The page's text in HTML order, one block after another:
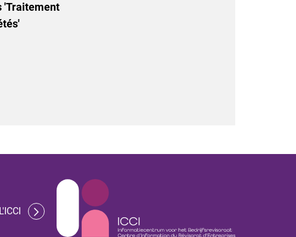
'Traitement